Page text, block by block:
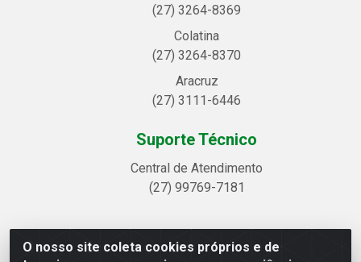
O nosso site coleta cookies próprios e de
(27) 3264-8369
Colatina
(27) 3264-8370
Aracruz
(27) 3111-6446
Suporte Técnico
Central de Atendimento
(27) 99769-7181
Linhavix Distribuidora LTDA - Avenida Alegre, 2521 -